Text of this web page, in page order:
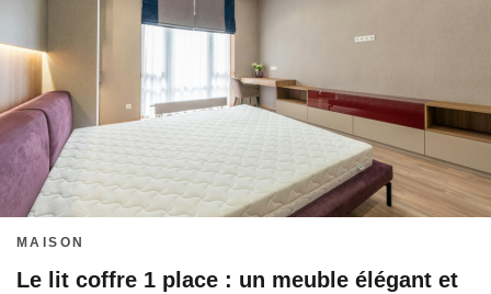
MAISON
Le lit coffre 1 place : un meuble élégant et